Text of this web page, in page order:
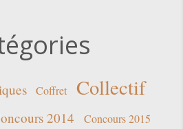
Coffret
Collectif
2014
Concours 2015